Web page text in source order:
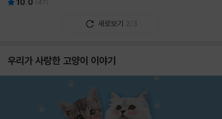
10.0 (47)
새로보기 2/3
우리가 사랑한 고양이 이야기